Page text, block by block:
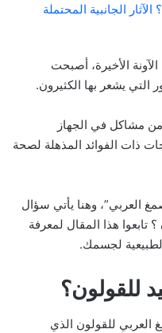
الجانبية المحتملة
الأخيرة، أصبحت
التي يشعر بها الكثيرون.
من مشاكل في الجهاز
ذات الفوائد المذهلة لصحة
العربي”، وهنا يأتي سؤال
؟ تابعوا هذا المقال لمعرفة
لجسمك.
للقولون؟
العربي للقولون الذي